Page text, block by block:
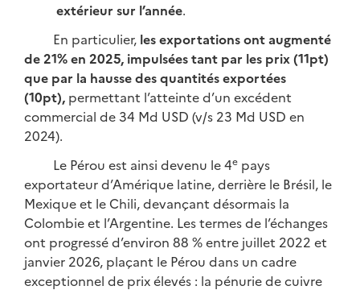
extérieur sur l’année.
En particulier, les exportations ont augmenté
de 21% en 2025, impulsées tant par les prix (11pt)
que par la hausse des quantités exportées
(10pt), permettant l’atteinte d’un excédent
commercial de 34 Md USD (v/s 23 Md USD en
2024).
Le Pérou est ainsi devenu le 4e pays
exportateur d’Amérique latine, derrière le Brésil, le
Mexique et le Chili, devançant désormais la
Colombie et l’Argentine. Les termes de l’échanges
ont progressé d’environ 88 % entre juillet 2022 et
janvier 2026, plaçant le Pérou dans un cadre
exceptionnel de prix élevés : la pénurie de cuivre